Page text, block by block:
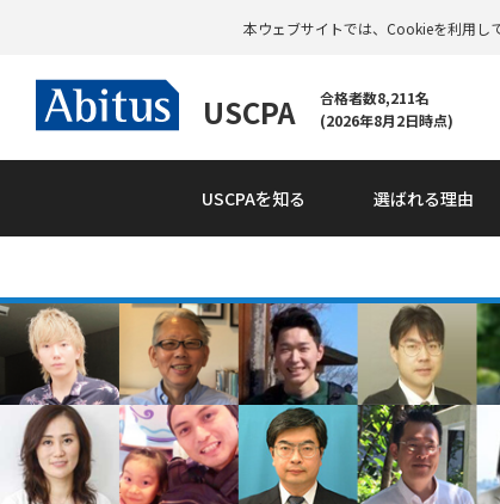
本ウェブサイトでは、Cookieを利用し
USCPA
合格者数8,211名
(2026年8月2日時点)
USCPAを知る 選ばれる理由